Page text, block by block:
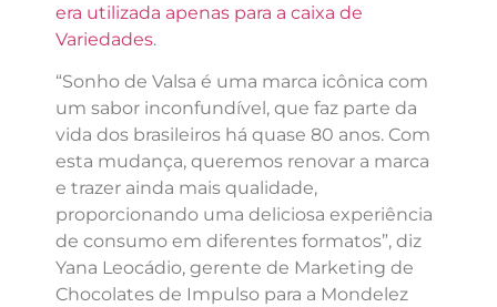
era utilizada apenas para a caixa de
Variedades.
“Sonho de Valsa é uma marca icônica com
um sabor inconfundível, que faz parte da
vida dos brasileiros há quase 80 anos. Com
esta mudança, queremos renovar a marca
e trazer ainda mais qualidade,
proporcionando uma deliciosa experiência
de consumo em diferentes formatos”, diz
Yana Leocádio, gerente de Marketing de
Chocolates de Impulso para a Mondelez